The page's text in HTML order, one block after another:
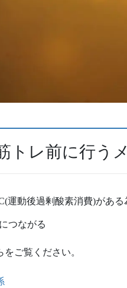
トレ前に行う
運動後過剰酸素消費)がある
つながる
ご覧ください。